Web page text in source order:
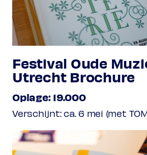
Festival Oude
Utrecht Brochure
Oplage: 19.000
Verschijnt: ca. 6 mei (met